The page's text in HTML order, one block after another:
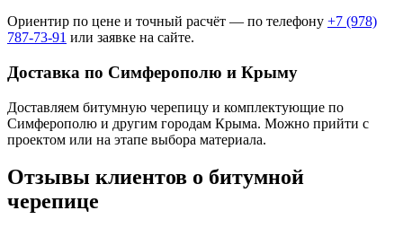
Ориентир по цене и точный расчёт — по телефону +7 (978)
787-73-91 или заявке на сайте.
Доставка по Симферополю и Крыму
Доставляем битумную черепицу и комплектующие по
Симферополю и другим городам Крыма. Можно прийти с
проектом или на этапе выбора материала.
Отзывы клиентов о битумной
черепице